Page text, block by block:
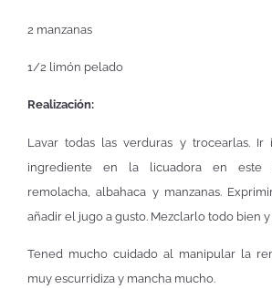
2 manzanas
1/2 limón pelado
Realización:
Lavar todas las verduras y trocearlas. Ir
ingrediente en la licuadora en este
remolacha, albahaca y manzanas.
añadir el jugo a gusto. Mezclarlo todo bien y
Tened mucho cuidado al manipular la
muy escurridiza y mancha mucho.